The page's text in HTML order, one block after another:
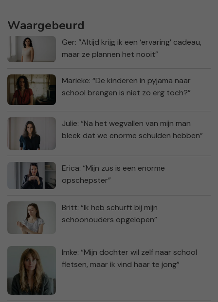
Waargebeurd
Ger: “Altijd krijg ik een ‘ervaring’ cadeau,
maar ze plannen het nooit”
Marieke: “De kinderen in pyjama naar
school brengen is niet zo erg toch?”
Julie: “Na het wegvallen van mijn man
bleek dat we enorme schulden hebben”
Erica: “Mijn zus is een enorme
opschepster”
Britt: “Ik heb schurft bij mijn
schoonouders opgelopen”
Imke: “Mijn dochter wil zelf naar school
fietsen, maar ik vind haar te jong”